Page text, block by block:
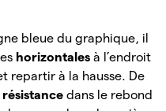
bleue du graphique, il
horizontales à l’endroit
repartir à la hausse. De
résistance dans le rebond